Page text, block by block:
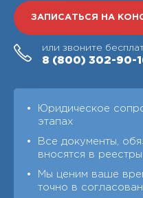
ЗАПИСАТЬСЯ НА
или звоните
8 (800) 302-90-
Юридическое
этапах
Все документы,
вносятся в
Мы ценим ваше
точно в